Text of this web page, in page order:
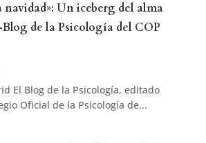
navidad»: Un iceberg del alma
de la Psicología del COP
El Blog de la Psicología, editado
Oficial de la Psicología de...